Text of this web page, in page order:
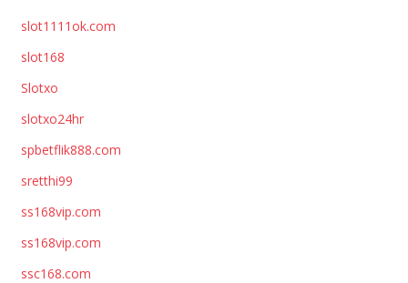
slot1111ok.com
slot168
Slotxo
slotxo24hr
spbetflik888.com
sretthi99
ss168vip.com
ss168vip.com
ssc168.com